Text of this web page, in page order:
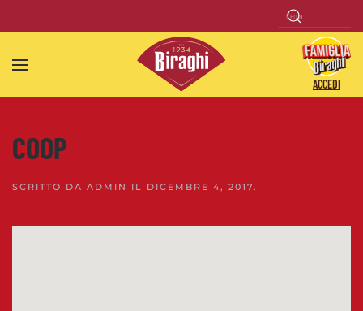
Skip to main content
ACCEDI
COOP
SCRITTO DA ADMIN IL DICEMBRE 4, 2017.